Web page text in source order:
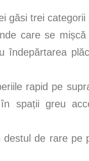
găsi trei categorii
care se
îndepărtarea
rapid pe
spații greu
de rare pe